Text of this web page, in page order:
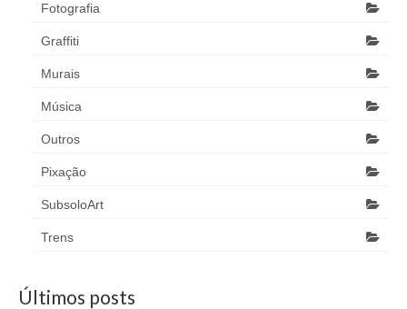
Fotografia
Graffiti
Murais
Música
Outros
Pixação
SubsoloArt
Trens
Últimos posts